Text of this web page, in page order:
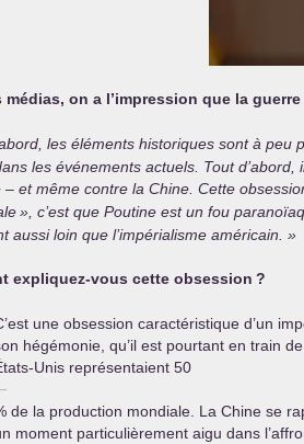
médias, on a l’impression que la
les éléments historiques sont à peu
les événements actuels. Tout
– et même contre la Chine. Cette
», c’est que Poutine est un fou
aussi loin que l’impérialisme américain.
expliquez-vous cette obsession ?
une obsession caractéristique d’un
hégémonie, qu’il est pourtant en train
Unis représentaient 50
de la production mondiale. La Chine se
moment particulièrement aigu dans